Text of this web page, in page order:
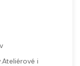
i